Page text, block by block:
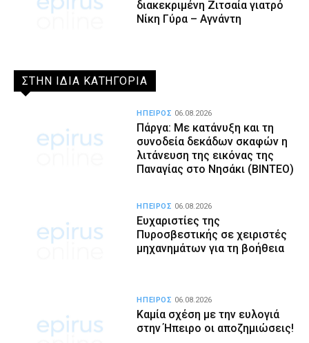
διακεκριμένη Ζιτσαία γιατρό
Νίκη Γύρα – Αγνάντη
ΣΤΗΝ ΙΔΙΑ ΚΑΤΗΓΟΡΙΑ
Πάργα: Με κατάνυξη και τη
συνοδεία δεκάδων σκαφών η
λιτάνευση της εικόνας της
Παναγίας στο Νησάκι (BINTEO)
ΗΠΕΙΡΟΣ 06.08.2026
Ευχαριστίες της
Πυροσβεστικής σε χειριστές
μηχανημάτων για τη βοήθεια
ΗΠΕΙΡΟΣ 06.08.2026
Καμία σχέση με την ευλογιά
στην Ήπειρο οι αποζημιώσεις!
ΗΠΕΙΡΟΣ 06.08.2026